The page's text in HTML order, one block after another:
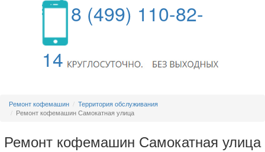
8 (499) 110-82-
14
Ремонт кофемашин
Территория обслуживания
Ремонт кофемашин Самокатная улица
Ремонт кофемашин Самокатная улица